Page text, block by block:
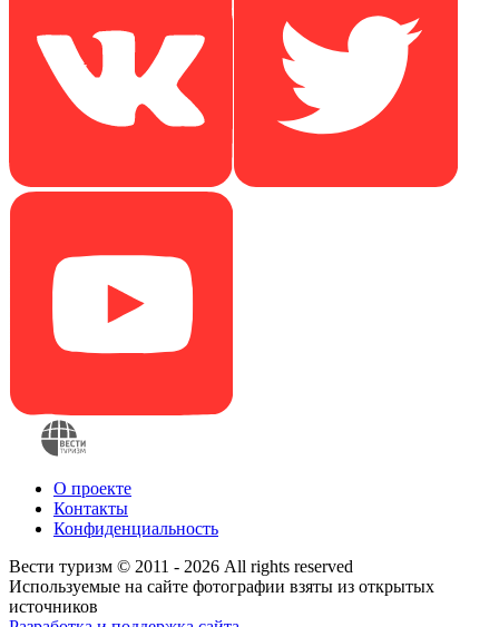
О проекте
Контакты
Конфиденциальность
Вести туризм © 2011 - 2026 All rights reserved
Используемые на сайте фотографии взяты из открытых
источников